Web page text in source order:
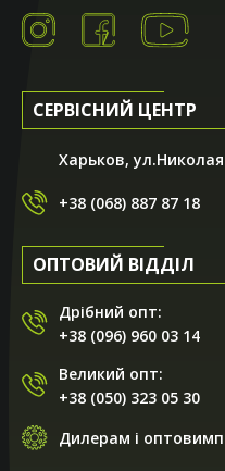
СЕРВІСНИЙ ЦЕНТР
Харьков,
+38 (068) 887 87 18
ОПТОВИЙ ВІДДІЛ
Дрібний опт:
+38 (096) 960 03 14
Великий опт:
+38 (050) 323 05 30
Дилерам і